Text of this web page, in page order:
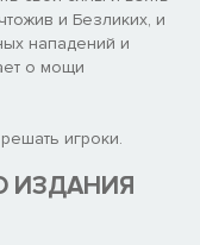
и Безликих, и
нападений и
о мощи
игроки.
ИЗДАНИЯ